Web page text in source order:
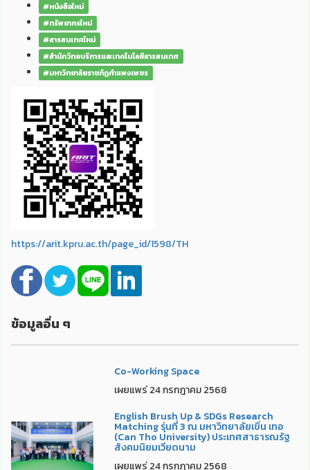
#หนังสือใหม่
#ทรัพยากรใหม่
#สารสนเทศใหม่
#สำนักวิทยบริการและเทคโนโลยีสารสนเทศ
#มหาวิทยาลัยราชภัฏกำแพงเพชร
https://arit.kpru.ac.th/page_id/1598/TH
ข้อมูลอื่น ๆ
Co-Working Space
เผยแพร่ 24 กรกฎาคม 2568
English Brush Up & SDGs Research
Matching รุ่นที่ 3 ณ มหาวิทยาลัยเขิ่น เทอ
(Can Tho University) ประเทศสาธารณรัฐ
สังคมนิยมเวียดนาม
เผยแพร่ 24 กรกฎาคม 2568